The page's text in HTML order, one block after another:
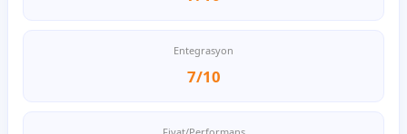
Entegrasyon
7/10